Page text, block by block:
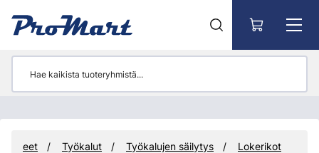
Työkalut Työkalujen säilytys Lokerikot